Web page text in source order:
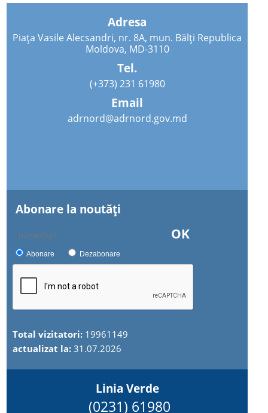
Adresa
Piața Vasile Alecsandri, nr. 8A, mun. Bălți Republica
Moldova, MD-3110
Tel.
(+373) 231 61980
Email
adrnord@adrnord.gov.md
Abonare la noutăţi
OK
Abonare Dezabonare
Total vizitatori: 19961149
actualizat la:31.07.2026
Linia Verde
(0231) 61980